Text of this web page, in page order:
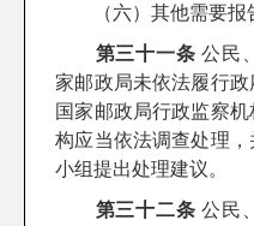
（六）其他需要报
第三十一条 公民
家邮政局未依法履行
国家邮政局行政监察
构应当依法调查处理
小组提出处理建议。
第三十二条 公民